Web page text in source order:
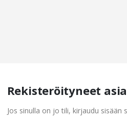
Rekisteröityneet
Jos sinulla on jo tili, kirjaudu sisään